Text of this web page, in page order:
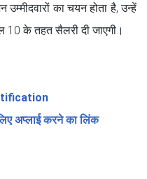
का चयन होता है, उन्हें
के तहत सैलरी दी जाएगी।
अप्लाई करने का लिंक